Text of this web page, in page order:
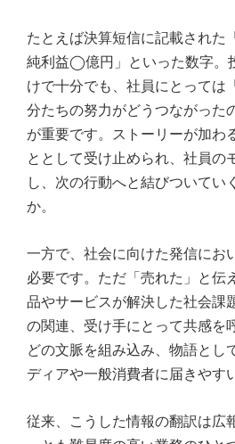
たとえば決算短信に記載され
純利益◯億円」といった数字。
けで十分でも、社員にとっては
分たちの努力がどうつながった
が重要です。ストーリーが加わ
ととして受け止められ、社員の
し、次の行動へと結びついてい
か。
一方で、社会に向けた発信にお
必要です。ただ「売れた」と伝
品やサービスが解決した社会課
の関連、受け手にとって共感を
どの文脈を組み込み、物語とし
ディアや一般消費者に届きやす
従来、こうした情報の翻訳は広